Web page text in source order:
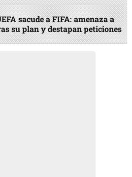
sacude a FIFA: amenaza a
su plan y destapan peticiones